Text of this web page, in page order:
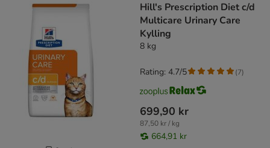
Hill's Prescription Diet c/d
Multicare Urinary Care
Kylling
8 kg
699,90 kr
87,50 kr / kg
664,91 kr
Rating: 4.7/5 (7)